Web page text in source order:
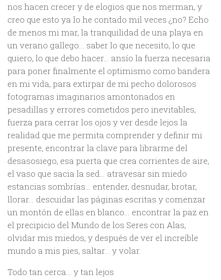
nos hacen crecer y de elogios que nos merman, y
creo que esto ya lo he contado mil veces ¿no? Echo
de menos mi mar, la tranquilidad de una playa en
un verano gallego… saber lo que necesito, lo que
quiero, lo que debo hacer… ansío la fuerza necesaria
para poner finalmente el optimismo como bandera
en mi vida, para extirpar de mi pecho dolorosos
fotogramas imaginarios amontonados en
pesadillas y errores cometidos pero inevitables,
fuerza para cerrar los ojos y ver desde lejos la
realidad que me permita comprender y definir mi
presente, encontrar la clave para librarme del
desasosiego, esa puerta que crea corrientes de aire,
el vaso que sacia la sed… atravesar sin miedo
estancias sombrías… entender, desnudar, brotar,
llorar… descuidar las páginas escritas y comenzar
un montón de ellas en blanco… encontrar la paz en
el precipicio del Mundo de los Seres con Alas,
olvidar mis miedos, y después de ver el increíble
mundo a mis pies, saltar… y volar.
Todo tan cerca… y tan lejos